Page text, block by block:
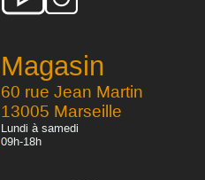
Magasin
60 rue Jean Martin
13005 Marseille
Lundi à samedi
09h-18h